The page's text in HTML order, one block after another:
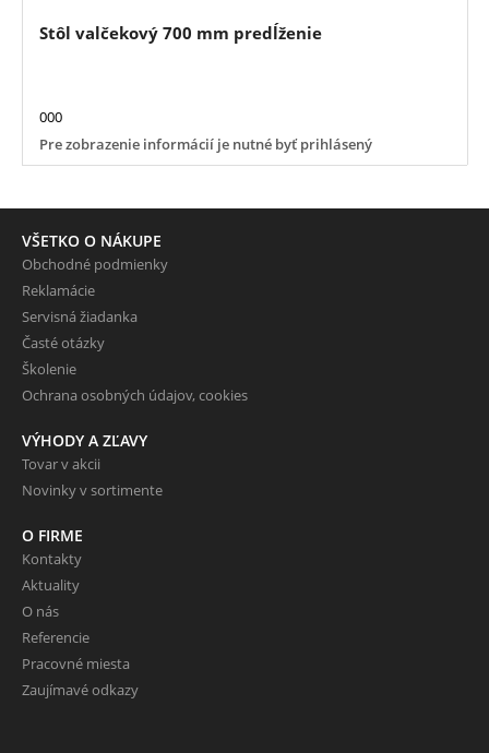
Stôl valčekový 700 mm predĺženie
000
Pre zobrazenie informácií je nutné byť prihlásený
VŠETKO O NÁKUPE
Obchodné podmienky
Reklamácie
Servisná žiadanka
Časté otázky
Školenie
Ochrana osobných údajov, cookies
VÝHODY A ZĽAVY
Tovar v akcii
Novinky v sortimente
O FIRME
Kontakty
Aktuality
O nás
Referencie
Pracovné miesta
Zaujímavé odkazy